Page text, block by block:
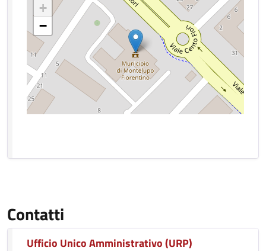
+
−
Contatti
Ufficio Unico Amministrativo (URP)